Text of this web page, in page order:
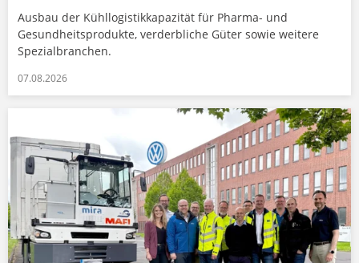
Ausbau der Kühllogistikkapazität für Pharma- und
Gesundheitsprodukte, verderbliche Güter sowie weitere
Spezialbranchen.
07.08.2026